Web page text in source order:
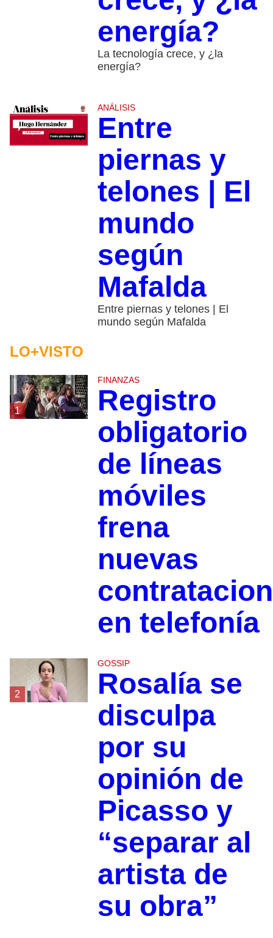
energía?
La tecnología crece, y ¿la
energía?
ANÁLISIS
Entre
piernas y
telones | El
mundo
según
Mafalda
Entre piernas y telones | El
mundo según Mafalda
LO+VISTO
1
FINANZAS
Registro
obligatorio
de líneas
móviles
frena
nuevas
en telefonía
2
GOSSIP
Rosalía se
disculpa
por su
opinión de
Picasso y
“separar al
artista de
su obra”